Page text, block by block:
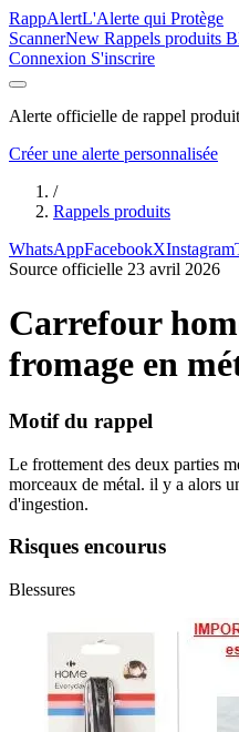
RappAlertL'Alerte qui Protège
ScannerNew Rappels produits
Connexion S'inscrire
Alerte officielle de rappel produit
Créer une alerte personnalisée
/
Rappels produits
WhatsAppFacebookXInstagram
Source officielle 23 avril 2026
Carrefour
fromage en
Motif du rappel
Le frottement des deux parties
morceaux de métal. il y a alors
d'ingestion.
Risques encourus
Blessures